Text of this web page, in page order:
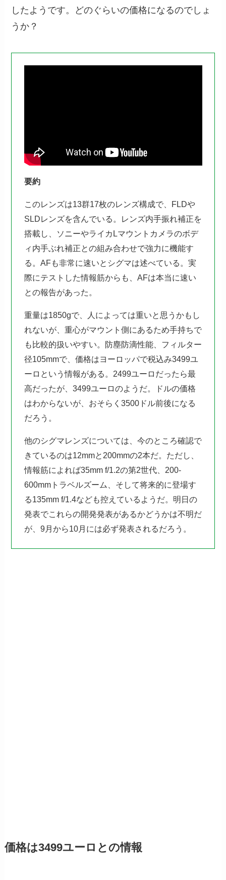
したようです。どのぐらいの価格になるのでしょ
うか？
要約
このレンズは13群17枚のレンズ構成で、FLDや
SLDレンズを含んでいる。レンズ内手振れ補正を
搭載し、ソニーやライカLマウントカメラのボデ
ィ内手ぶれ補正との組み合わせで強力に機能す
る。AFも非常に速いとシグマは述べている。実
際にテストした情報筋からも、AFは本当に速い
との報告があった。
重量は1850gで、人によっては重いと思うかもし
れないが、重心がマウント側にあるため手持ちで
も比較的扱いやすい。防塵防滴性能、フィルター
径105mmで、価格はヨーロッパで税込み3499ユ
ーロという情報がある。2499ユーロだったら最
高だったが、3499ユーロのようだ。ドルの価格
はわからないが、おそらく3500ドル前後になる
だろう。
他のシグマレンズについては、今のところ確認で
きているのは12mmと200mmの2本だ。ただし、
情報筋によれば35mm f/1.2の第2世代、200-
600mmトラベルズーム、そして将来的に登場す
る135mm f/1.4なども控えているようだ。明日の
発表でこれらの開発発表があるかどうかは不明だ
が、9月から10月には必ず発表されるだろう。
価格は3499ユーロとの情報